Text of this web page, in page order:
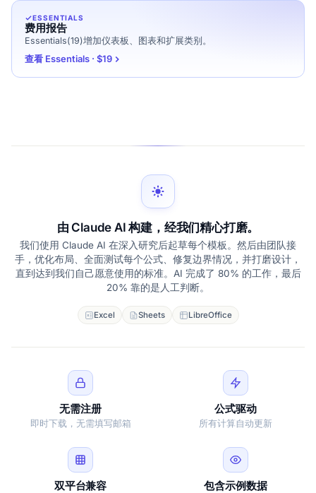
ESSENTIALS
费用报告
Essentials(19)增加仪表板、图表和扩展类别。
查看 Essentials · $19
由 Claude AI 构建，经我们精心打磨。
我们使用 Claude AI 在深入研究后起草每个模板。然后由团队接
手，优化布局、全面测试每个公式、修复边界情况，并打磨设计，
直到达到我们自己愿意使用的标准。AI 完成了 80% 的工作，最后
20% 靠的是人工判断。
Excel Sheets LibreOffice
无需注册
即时下载，无需填写邮箱
公式驱动
所有计算自动更新
双平台兼容 包含示例数据